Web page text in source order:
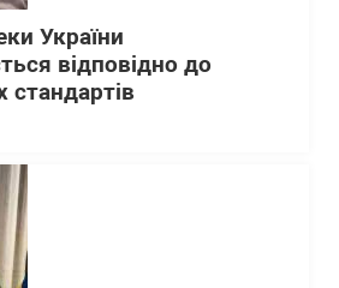
України
відповідно до
стандартів